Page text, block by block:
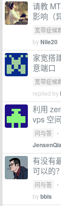
请教
影响（
宽带症候
byNile20
家宽搭
意端口
宽带症候
replied by
利用
vps 空
问与答 •
有没有
可以的？
问与答 •
bybbis